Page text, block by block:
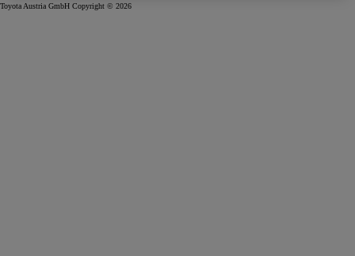
Toyota Austria GmbH Copyright © 2026